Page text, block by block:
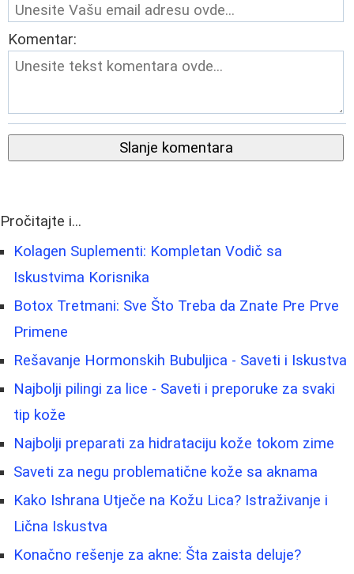
Komentar:
Slanje komentara
Pročitajte i...
Kolagen Suplementi: Kompletan Vodič sa
Iskustvima Korisnika
Botox Tretmani: Sve Što Treba da Znate Pre Prve
Primene
Rešavanje Hormonskih Bubuljica - Saveti i Iskustva
Najbolji pilingi za lice - Saveti i preporuke za svaki
tip kože
Najbolji preparati za hidrataciju kože tokom zime
Saveti za negu problematične kože sa aknama
Kako Ishrana Utječe na Kožu Lica? Istraživanje i
Lična Iskustva
Konačno rešenje za akne: Šta zaista deluje?